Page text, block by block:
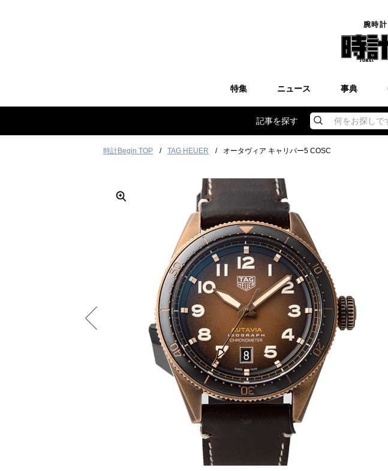
腕時
特集 ニュース 事典
記事を探す 何をお探しで
時計Begin TOP TAG HEUER オータヴィア キャリバー5 COSC